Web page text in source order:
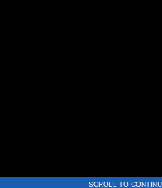
SCROLL TO